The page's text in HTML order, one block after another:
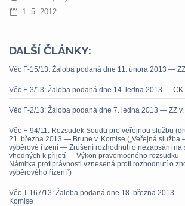
1. 5. 2012
DALŠÍ ČLÁNKY:
Věc F-15/13: Žaloba podaná dne 11. února 2013 —
Věc F-3/13: Žaloba podaná dne 14. ledna 2013 — CK
Věc F-2/13: Žaloba podaná dne 7. ledna 2013 — ZZ v.
Věc F-94/11: Rozsudek Soudu pro veřejnou službu
21. března 2013 — Brune v. Komise („Veřejná služba
výběrové řízení — Zrušení rozhodnutí o nezapsání na
vhodných k přijetí — Výkon pravomocného
Námitka protiprávnosti vznesená proti rozhodnutí o
výběrového řízení“)
Věc T-167/13: Žaloba podaná dne 18. března 2013 —
Komise